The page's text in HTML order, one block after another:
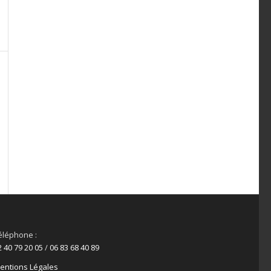
:
40 79 20 05 /06 83 68 40 89
Légales